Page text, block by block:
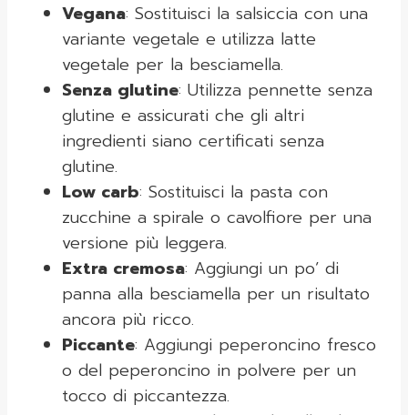
Vegana: Sostituisci la salsiccia con una
variante vegetale e utilizza latte
vegetale per la besciamella.
Senza glutine: Utilizza pennette senza
glutine e assicurati che gli altri
ingredienti siano certificati senza
glutine.
Low carb: Sostituisci la pasta con
zucchine a spirale o cavolfiore per una
versione più leggera.
Extra cremosa: Aggiungi un po’ di
panna alla besciamella per un risultato
ancora più ricco.
Piccante: Aggiungi peperoncino fresco
o del peperoncino in polvere per un
tocco di piccantezza.